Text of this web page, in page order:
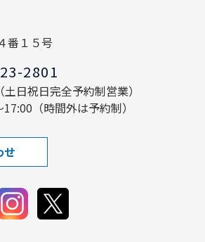
番１５号
2801
日祝日完全予約制営業）
（時間外は予約制）
せ